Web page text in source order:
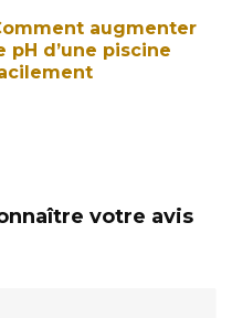
augmenter
pH d’une piscine
votre avis